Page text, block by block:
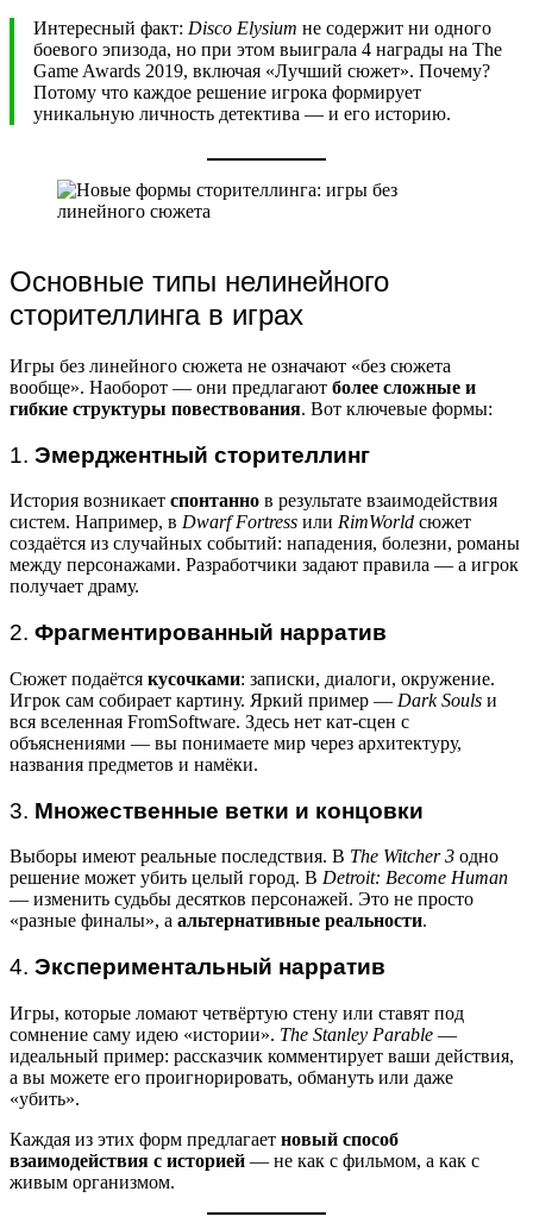
Интересный факт: Disco Elysium не содержит ни одного
боевого эпизода, но при этом выиграла 4 награды на The
Game Awards 2019, включая «Лучший сюжет». Почему?
Потому что каждое решение игрока формирует
уникальную личность детектива — и его историю.
Основные типы нелинейного
сторителлинга в играх
Игры без линейного сюжета не означают «без сюжета
вообще». Наоборот — они предлагают более сложные и
гибкие структуры повествования. Вот ключевые формы:
1. Эмерджентный сторителлинг
История возникает спонтанно в результате взаимодействия
систем. Например, в Dwarf Fortress или RimWorld сюжет
создаётся из случайных событий: нападения, болезни, романы
между персонажами. Разработчики задают правила — а игрок
получает драму.
2. Фрагментированный нарратив
Сюжет подаётся кусочками: записки, диалоги, окружение.
Игрок сам собирает картину. Яркий пример — Dark Souls и
вся вселенная FromSoftware. Здесь нет кат-сцен с
объяснениями — вы понимаете мир через архитектуру,
названия предметов и намёки.
3. Множественные ветки и концовки
Выборы имеют реальные последствия. В The Witcher 3 одно
решение может убить целый город. В Detroit: Become Human
— изменить судьбы десятков персонажей. Это не просто
«разные финалы», а альтернативные реальности.
4. Экспериментальный нарратив
Игры, которые ломают четвёртую стену или ставят под
сомнение саму идею «истории». The Stanley Parable —
идеальный пример: рассказчик комментирует ваши действия,
а вы можете его проигнорировать, обмануть или даже
«убить».
Каждая из этих форм предлагает новый способ
взаимодействия с историей — не как с фильмом, а как с
живым организмом.